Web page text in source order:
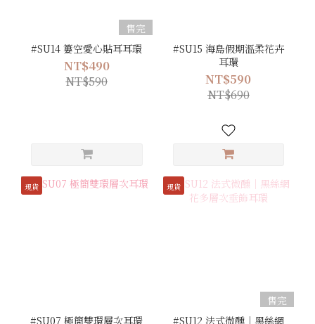
售完
#SU14 簍空愛心貼耳耳環
NT$490
NT$590
#SU15 海島假期溫柔花卉
耳環
NT$590
NT$690
現貨
#SU07 極簡雙環層次耳環
現貨
售完
#SU12 法式微醺｜黑絲網